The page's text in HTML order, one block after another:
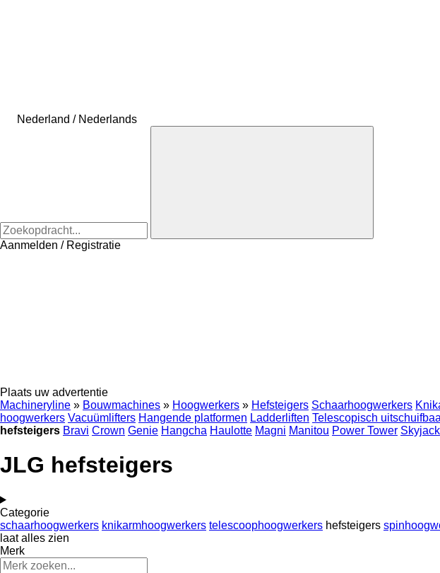
Nederland / Nederlands
Aanmelden / Registratie
Plaats uw advertentie
Machineryline » Bouwmachines » Hoogwerkers » Hefsteigers Schaarhoogwerkers
hoogwerkers Vacuümlifters Hangende platformen Ladderliften Telescopisch
hefsteigers Bravi Crown Genie Hangcha Haulotte Magni Manitou Power Tower Skyjack
JLG hefsteigers
Categorie
schaarhoogwerkers knikarmhoogwerkers telescoophoogwerkers hefsteigers
laat alles zien
Merk